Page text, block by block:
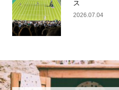
ス
2026.07.04